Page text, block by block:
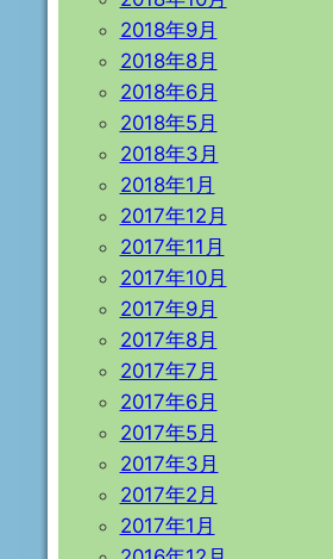
2018年9月
2018年8月
2018年6月
2018年5月
2018年3月
2018年1月
2017年12月
2017年11月
2017年10月
2017年9月
2017年8月
2017年7月
2017年6月
2017年5月
2017年3月
2017年2月
2017年1月